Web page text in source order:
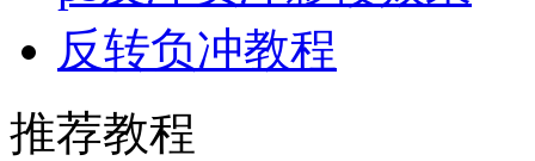
反转负冲教程
推荐教程